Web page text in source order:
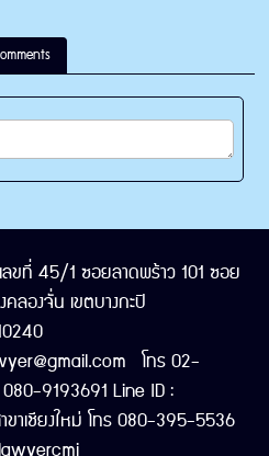
ลขที่ 45/1 ซอยลาดพร้าว 101 ซอย
ลองจั่น เขตบางกะปิ
โทร 02-
9193691 Line ID :
าเชียงใหม่ โทร 080-395-5536